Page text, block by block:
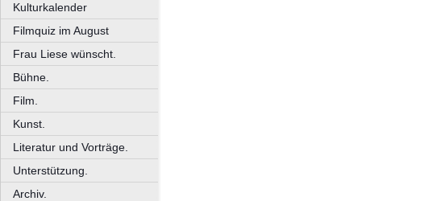
Kulturkalender
Filmquiz im August
Frau Liese wünscht.
Bühne.
Film.
Kunst.
Literatur und Vorträge.
Unterstützung.
Archiv.